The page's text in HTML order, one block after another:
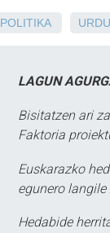
POLITIKA
LAGUN
Bisitatzen ari
Faktoria
Euskarazko
egunero
Hedabide